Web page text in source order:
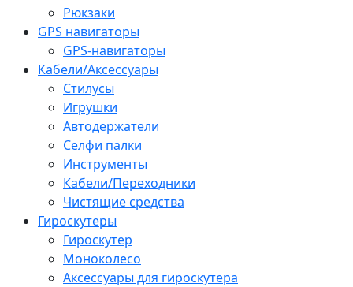
Рюкзаки
GPS навигаторы
GPS-навигаторы
Кабели/Аксессуары
Стилусы
Игрушки
Автодержатели
Селфи палки
Инструменты
Кабели/Переходники
Чистящие средства
Гироскутеры
Гироскутер
Моноколесо
Аксессуары для гироскутера